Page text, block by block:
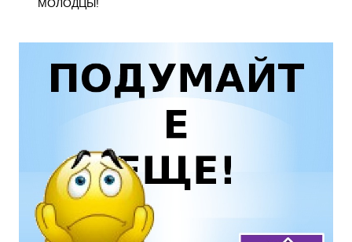
МОЛОДЦЫ!